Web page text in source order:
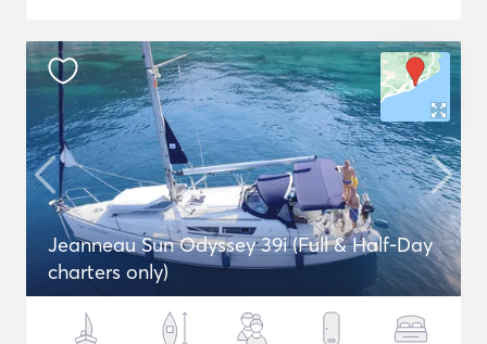
Jeanneau Sun Odyssey 39i (Full & Half-Day
charters only)